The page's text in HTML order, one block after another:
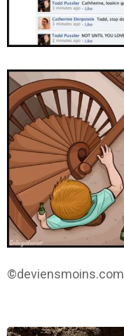
©deviensmoins.com